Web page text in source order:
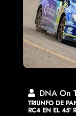
DNA On
TRIUNFO DE
RC4 EN EL 45º